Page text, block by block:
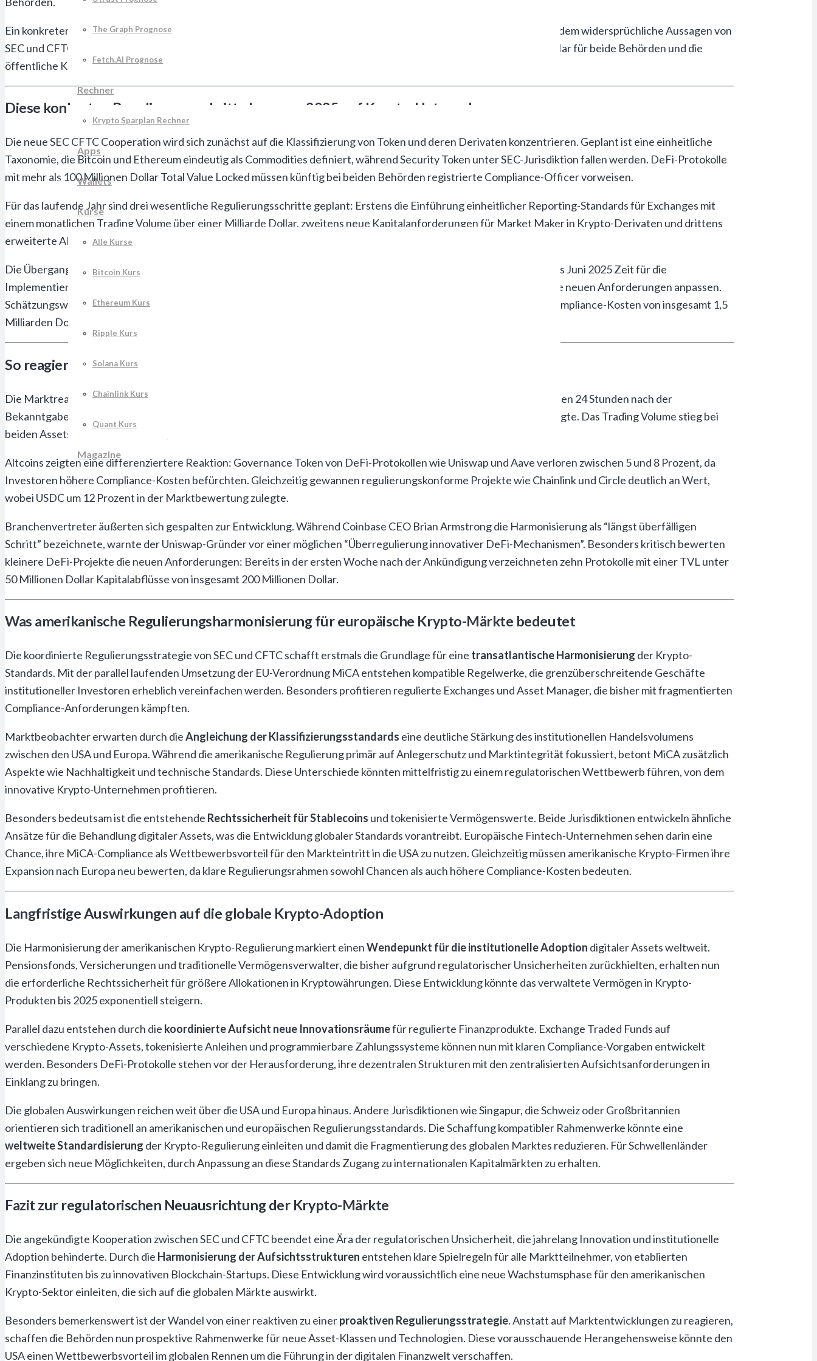
The Graph Prognose
Fetch.AI Prognose
Rechner
Krypto Sparplan Rechner
Apps
Wallets
Kurse
Alle Kurse
Bitcoin Kurs
Ethereum Kurs
Ripple Kurs
Solana Kurs
Chainlink Kurs
Quant Kurs
Magazine
Ein konkreter Auslöser war das gescheiterte Verfahren gegen eine große Krypto-Exchange im vergangenen Jahr, bei dem widersprüchliche Aussagen von
SEC und CFTC das Gerichtsverfahren zum Stillstand brachten. Die daraus resultierenden Kosten von 50 Millionen Dollar für beide Behörden und die
öffentliche Kritik beschleunigten die Entscheidung für eine koordinierte Herangehensweise.
Diese konkreten Regulierungsschritte kommen 2025 auf Krypto-Unternehmen zu
Die neue SEC CFTC Cooperation wird sich zunächst auf die Klassifizierung von Token und deren Derivaten konzentrieren. Geplant ist eine einheitliche
Taxonomie, die Bitcoin und Ethereum eindeutig als Commodities definiert, während Security Token unter SEC-Jurisdiktion fallen werden. DeFi-Protokolle
mit mehr als 100 Millionen Dollar Total Value Locked müssen künftig bei beiden Behörden registrierte Compliance-Officer vorweisen.
Für das laufende Jahr sind drei wesentliche Regulierungsschritte geplant: Erstens die Einführung einheitlicher Reporting-Standards für Exchanges mit
einem monatlichen Trading Volume über einer Milliarde Dollar, zweitens neue Kapitalanforderungen für Market Maker in Krypto-Derivaten und drittens
erweiterte AML-Pflichten für Staking-Provider ab einem verwalteten Volumen von 500 Millionen Dollar.
Die Übergangsfristen variieren je nach Unternehmensgröße und Geschäftsbereich. Während etablierte Exchanges bis Juni 2025 Zeit für die
Implementierung neuer Standards haben, müssen DeFi-Protokolle bereits bis März ihre Governance-Strukturen an die neuen Anforderungen anpassen.
Schätzungsweise 200 amerikanische Krypto-Unternehmen sind direkt von den neuen Regelwerken betroffen, was Compliance-Kosten von insgesamt 1,5
Milliarden Dollar zur Folge haben könnte.
So reagieren Bitcoin, Ethereum und Altcoins auf die Harmonisierung der Marktaufsicht
Die Marktreaktion auf die Ankündigung der SEC CFTC Cooperation fiel gemischt aus.
verzeichnete in den ersten 24 Stunden nach der
Bekanntgabe einen Anstieg um 3,2 Prozent auf 98.400 Dollar, während
um 2,8 Prozent auf 3.650 Dollar zulegte. Das Trading Volume stieg bei
beiden Assets um über 40 Prozent, was auf erhöhtes institutionelles Interesse hindeutet.
Altcoins zeigten eine differenziertere Reaktion: Governance Token von DeFi-Protokollen wie Uniswap und Aave verloren zwischen 5 und 8 Prozent, da
Investoren höhere Compliance-Kosten befürchten. Gleichzeitig gewannen regulierungskonforme Projekte wie Chainlink und Circle deutlich an Wert,
wobei USDC um 12 Prozent in der Marktbewertung zulegte.
Branchenvertreter äußerten sich gespalten zur Entwicklung. Während Coinbase CEO Brian Armstrong die Harmonisierung als “längst überfälligen
Schritt” bezeichnete, warnte der Uniswap-Gründer vor einer möglichen “Überregulierung innovativer DeFi-Mechanismen”. Besonders kritisch bewerten
kleinere DeFi-Projekte die neuen Anforderungen: Bereits in der ersten Woche nach der Ankündigung verzeichneten zehn Protokolle mit einer TVL unter
50 Millionen Dollar Kapitalabflüsse von insgesamt 200 Millionen Dollar.
Was amerikanische Regulierungsharmonisierung für europäische Krypto-Märkte bedeutet
Die koordinierte Regulierungsstrategie von SEC und CFTC schafft erstmals die Grundlage für eine transatlantische Harmonisierung der Krypto-
Standards. Mit der parallel laufenden Umsetzung der EU-Verordnung MiCA entstehen kompatible Regelwerke, die grenzüberschreitende Geschäfte
institutioneller Investoren erheblich vereinfachen werden. Besonders profitieren regulierte Exchanges und Asset Manager, die bisher mit fragmentierten
Compliance-Anforderungen kämpften.
Marktbeobachter erwarten durch dieAngleichung der Klassifizierungsstandards eine deutliche Stärkung des institutionellen Handelsvolumens
zwischen den USA und Europa. Während die amerikanische Regulierung primär auf Anlegerschutz und Marktintegrität fokussiert, betont MiCA zusätzlich
Aspekte wie Nachhaltigkeit und technische Standards. Diese Unterschiede könnten mittelfristig zu einem regulatorischen Wettbewerb führen, von dem
innovative Krypto-Unternehmen profitieren.
Besonders bedeutsam ist die entstehende Rechtssicherheit für Stablecoins und tokenisierte Vermögenswerte. Beide Jurisdiktionen entwickeln ähnliche
Ansätze für die Behandlung digitaler Assets, was die Entwicklung globaler Standards vorantreibt. Europäische Fintech-Unternehmen sehen darin eine
Chance, ihre MiCA-Compliance als Wettbewerbsvorteil für den Markteintritt in die USA zu nutzen. Gleichzeitig müssen amerikanische Krypto-Firmen ihre
Expansion nach Europa neu bewerten, da klare Regulierungsrahmen sowohl Chancen als auch höhere Compliance-Kosten bedeuten.
Langfristige Auswirkungen auf die globale Krypto-Adoption
Die Harmonisierung der amerikanischen Krypto-Regulierung markiert einenWendepunkt für die institutionelle Adoption digitaler Assets weltweit.
Pensionsfonds, Versicherungen und traditionelle Vermögensverwalter, die bisher aufgrund regulatorischer Unsicherheiten zurückhielten, erhalten nun
die erforderliche Rechtssicherheit für größere Allokationen in Kryptowährungen. Diese Entwicklung könnte das verwaltete Vermögen in Krypto-
Produkten bis 2025 exponentiell steigern.
Parallel dazu entstehen durch die koordinierte Aufsicht neue Innovationsräumefür regulierte Finanzprodukte. Exchange Traded Funds auf
verschiedene Krypto-Assets, tokenisierte Anleihen und programmierbare Zahlungssysteme können nun mit klaren Compliance-Vorgaben entwickelt
werden. Besonders DeFi-Protokolle stehen vor der Herausforderung, ihre dezentralen Strukturen mit den zentralisierten Aufsichtsanforderungen in
Einklang zu bringen.
Die globalen Auswirkungen reichen weit über die USA und Europa hinaus. Andere Jurisdiktionen wie Singapur, die Schweiz oder Großbritannien
orientieren sich traditionell an amerikanischen und europäischen Regulierungsstandards. Die Schaffung kompatibler Rahmenwerke könnte eine
weltweite Standardisierung der Krypto-Regulierung einleiten und damit die Fragmentierung des globalen Marktes reduzieren. Für Schwellenländer
ergeben sich neue Möglichkeiten, durch Anpassung an diese Standards Zugang zu internationalen Kapitalmärkten zu erhalten.
Fazit zur regulatorischen Neuausrichtung der Krypto-Märkte
Die angekündigte Kooperation zwischen SEC und CFTC beendet eine Ära der regulatorischen Unsicherheit, die jahrelang Innovation und institutionelle
Adoption behinderte. Durch die Harmonisierung der Aufsichtsstrukturen entstehen klare Spielregeln für alle Marktteilnehmer, von etablierten
Finanzinstituten bis zu innovativen Blockchain-Startups. Diese Entwicklung wird voraussichtlich eine neue Wachstumsphase für den amerikanischen
Krypto-Sektor einleiten, die sich auf die globalen Märkte auswirkt.
Besonders bemerkenswert ist der Wandel von einer reaktiven zu einerproaktiven Regulierungsstrategie. Anstatt auf Marktentwicklungen zu reagieren,
schaffen die Behörden nun prospektive Rahmenwerke für neue Asset-Klassen und Technologien. Diese vorausschauende Herangehensweise könnte den
USA einen Wettbewerbsvorteil im globalen Rennen um die Führung in der digitalen Finanzwelt verschaffen.